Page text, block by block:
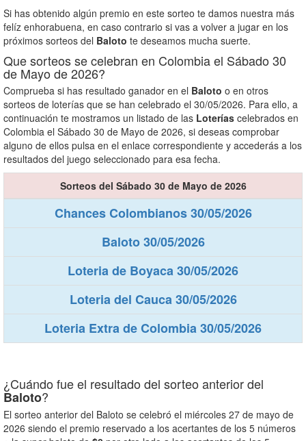
Si has obtenido algún premio en este sorteo te damos nuestra más
felíz enhorabuena, en caso contrario si vas a volver a jugar en los
próximos sorteos del Baloto te deseamos mucha suerte.
Que sorteos se celebran en Colombia el Sábado 30
de Mayo de 2026?
Comprueba si has resultado ganador en el Baloto o en otros
sorteos de loterías que se han celebrado el 30/05/2026. Para ello, a
continuación te mostramos un listado de las Loterías celebrados en
Colombia el Sábado 30 de Mayo de 2026, si deseas comprobar
alguno de ellos pulsa en el enlace correspondiente y accederás a los
resultados del juego seleccionado para esa fecha.
Sorteos del Sábado 30 de Mayo de 2026
Chances Colombianos 30/05/2026
Baloto 30/05/2026
Loteria de Boyaca 30/05/2026
Loteria del Cauca 30/05/2026
Loteria Extra de Colombia 30/05/2026
¿Cuándo fue el resultado del sorteo anterior del
Baloto?
El sorteo anterior del Baloto se celebró el miércoles 27 de mayo de
2026 siendo el premio reservado a los acertantes de los 5 números